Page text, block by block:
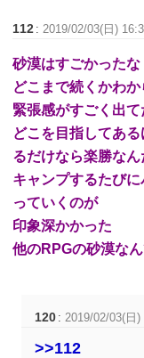
112 : 2019/02/03(日)
砂漠はすごかったな
どこまで続くかわ
緊張感がすごく出て
どこを目指してあ
るだけなら楽勝な
キャンプするたび
っていくのが
印象深かかった
他のRPGの砂漠な
120 : 2019/02/03(日
>>112